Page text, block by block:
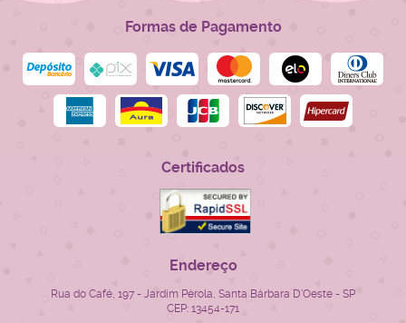
Formas de Pagamento
Certificados
Endereço
Rua do Café, 197 - Jardim Pérola, Santa Bárbara D'Oeste - SP
CEP: 13454-171